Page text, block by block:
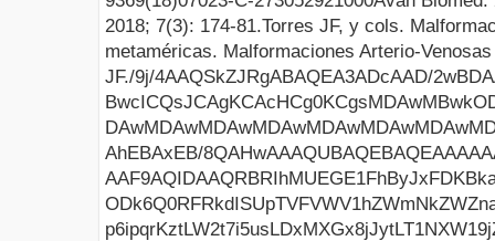
2018; 7(3): 174-81.Torres JF, y cols.
metaméricas. Malformaciones Arterio-
JF./9j/4AAQSkZJRgABAQEA3ADcAAD/2wBDAAIBAQIBAQICAgICAgICAwUDAwMDAwYEBAMFBwYHBwcG BwcICQsJCAgKCAcHCg0KCgsMDAwMBwkODw0MDgsMDAz/2wBDAQICAgMDAwYDAwYMCAcIDAwMDAwM DAwMDAwMDAwMDAwMDAwMDAwMDAwMDAwMDAwMDAwMDAwMDAwMDAwMDAwMDAz/wAARCABnASgDASIA AhEBAxEB/8QAHwAAAQUBAQEBAQEAAAAAAAAAAAECAwQFBgcICQoL/8QAtRAAAgEDAwIEAwUFBAQA AAF9AQIDAAQRBRIhMUEGE1FhByJxFDKBkaEII0KxwRVS0fAkM2JyggkKFhcYGRolJicoKSo0NTY3 ODk6Q0RFRkdISUpTVFVWV1hZWmNkZWZnaGlqc3R1dnd4eXqDhIWGh4iJipKTlJWWl5iZmqKjpKWm p6ipqrKztLW2t7i5usLDxMXGx8jJytLT1NXW19jZ2uHi4+Tl5ufo6erx8vP09fb3+Pn6/8QAHwEA AwEBAQEBAQEBAQAAAAAAAAECAwQFBgcICQoL/8QAtREAAgECBAQDBAcFBAQAAQJ3AAECAxEEBSEx BhJBUQdhcRMiMoEIFEKRobHBCSMzUvAVYnLRChYkNOEl8RcYGRomJygpKjU2Nzg5OkNERUZHSElK U1RVVldYWVpjZGVmZ2hpanN0dXZ3eHl6goOEhYaHiImKkpOUlZaXmJmaoqOkpaanqKmqsrO0tba3 uLm6wsPExcbHyMnK0tPU1dbX2Nna4uPk5ebn6Onq8vP09fb3+Pn6/9oADAMBAAIRAxEAPwDx/wDZ z/Z1h/4LY2fib4+fHzxL4t8Q6n4g167ttH0e21JoNP8AD9nGy7IIUwdqrnaAuAQuTuZmavSP+HBf 7PX/AEDvFf8A4On/APiaT/ggV/yj20//ALDuof8Aoa19q1jKTucspO58V/8ADgv9nr/oHeK//B0/ /wATR/w4L/Z6/wCgd4r/APB0/wD8TX2pVDxR4q0zwR4evNX1nULLSdK0+MzXN5dzLDBboOrO7EBR 7k0uZi5mfHX/AA4L/Z6/6B3iv/wdP/8AE0f8OC/2ev8AoHeK/wDwdP8A/E157+1R/wAHDHgn4eX1 zpPww0CfxvfQkp/al47Wemq3qi482UZ9oweoYivjH4jf8F0f2ivHd3I1l4n0nwtbSH/j30nSLfao 9A86yyfk1UlIpKR+iH/Dgv8AZ6/6B3iv/wAHT/8AxNH/AA4L/Z6/6B3iv/wdP/8AE1+W8X/BWX9o qK4Eo+KviEuDnDRwMv8A3yY8V6R8MP8AgvT+0F4Duozq2reH/GNshG6LVNJiiYr6B7YRHPuc/jT5 Zdx8su5+gH/Dgv8AZ6/6B3iv/wAHT/8AxNH/AA4L/Z6/6B3iv/wdP/8AE1z37Jn/AAX1+GnxqvrX R/HlhP8ADjWZyEW6nmFzpMrHjmYBWiyf+ei7R3evu/T9Rt9XsIbq0nhurW5QSxTROHjlQjIZWHBB HII4NS3JbkttHxj/AMOC/wBnr/oHeK//AAdP/wDE0f8ADgv9nr/oHeK//B0//wATX2pRS5mLmZ8V /wDDgv8AZ6/6B3iv/wAHT/8AxNH/AA4L/Z6/6B3iv/wdP/8AE19qV5v+1F+1h4I/Y++Gk3inxvqq 2FmCY7W2jAku9RlxkRQx5Bdj68Ko5Ygc0KTDmZ85/wDDgv8AZ6/6B3iv/wAHT/8AxNH/AA4L/Z5/ 6B3iv/wdP/8AE18b/Fv/AILG/tBftqfEdfB/wS8Paxoiai5istN8Pae2qa7er6s6ozKe/wC6Vdvd iOa7Pwn/AMG+v/BQv9o20TWNf07W9NN1+8VvFHjeNbg59YhNJIh9mVSPSrUX1ZajI+lf+HBf7PX/ AEDvFf8A4On/APiaP+HBf7PX/QO8V/8Ag6f/AOJr5k8Zf8EI/wDgol+ypaSaxoOleK9ShtMu7eEv GKXUpx6W6zLLJ9FjbPpXP/AL/guD8ZP2YPHr+Efjj4e1DX4dOlFvfw39h/ZfiDTMdQylUDkDnbKo Y/3xQ4y7g4yR9d/8OC/2ev8AoHeK/wDwdP8A/E0f8OC/2ev+gd4r/wDB0/8A8TX09+z9+0R4Q/ag +Gtn4s8Faxb6xo958pK/LLbSADdFKh+aORcjKn1BGQQT21RzMjmZ8V/8OC/2ev8AoHeK/wDwdP8A /E0f8OC/2ev+gd4r/wDB0/8A8TX2pXBftHftMeDf2UfhndeLPG+rxaVpdudkSffuL2XBKwwxjl3O Og4AySQASDmYczPmj/hwX+zz/wBA7xX/AODp/wD4mj/hwX+zz/0DvFf/AIOn/wDia+Pfjd/wWo+O X7XXxDTwf8EPD2q6FHqUhgsLLR9POqa/qP8A3yr7CRztiXK8/O3Wuq8I/wDBAb/goZ+0/ZprHiDS /EOmpdjereLPGccU5B9YfOeVP91kUj0q1F9y1GXc+mP+HBf7PX/QO8V/+Dp//iaP+HBf7PP/AEDv Ff8A4On/APia+afFf/BAH/goZ+zJZvq/h7Tdf1FLQb2bwp41jknAHpD5ySP9FVj7VyXwZ/4LQ/Hj 9j34iP4P+N/h3VdcTTpBDfWOt6e2la/p49csi7iOuJUJb++vWhxl3BxkfYf/AA4L/Z6/6B3iv/wd P/8AE0f8OC/2ev8AoHeK/wDwdP8A/E19J/s0/tReCv2tvhpb+KvBGrx6np8p8ueJhsubCXGTDNH1 Rx+RHIJBBPoNQ5MjmZ8V/wDDgv8AZ6/6B3iv/wAHT/8AxNH/AA4L/Z6/6B3iv/wdP/8AE19qVxvx 6+P/AIS/Zn+Gt94t8aaxb6NotiMGSTmSdznbFEg+aSRsHCqCeCeACQczDmZ8u/8ADgv9nr/oHeK/ /B0//wATR/w4L/Z6/wCgd4r/APB0/wD8TXyL+0J/wXF+MH7TPjxPCXwO0DUNAg1GY21hHZWH9p+I NTJ6BUVXVCR/DGrMP75re8G/8EIP+CiH7V9mms69pPivTYLwb1bxd4wS1mwfW3aZpY/o0a49KtRl 1ZajI+nP+HBf7PP/AEDvFf8A4On/APiaP+HBf7PP/QO8V/8Ag6f/AOJr5s8T/wDBvT/wUJ/Z1s21 bw7p+raibUbz/wAIv43j88AekZmjdz7KCT6VxHwu/wCCwP7RP7EHxJbwf8a/D2s6yNPYJeaX4l09 9M1u0T+8sjIrNnqDKr7uzAc0OMu4OMkfZX/Dgv8AZ6/6B3iv/wAHT/8AxNH/AA4L/Z6/6B3iv/wd P/8AE19DfsqfteeBv2yvhtH4m8EaoLuFCI7yymAjvNNlIz5c0eTtPXBBKtjKkivTqhyZHMz84/2j P2dYf+CJ1n4Z+PfwD8S+LfD2p+H9etLbWNHudSaew8QWcjNvgmTA3Kdu0hsgBsjayq1Fej/8F9f+ Ue2of9h3T/8A0NqK0g9DWDdg/wCCBX/KPbT/APsO6h/6GtfatfFX/BAr/lHtp/8A2HdQ/wDQ1r7V rOW5lLc5T42/Gvw3+zv8L9X8YeLdRi0vQ9FhMs8rcs56LGi9WdmwqqOSSK/Bz9v3/gpF43/b98ff ZCbzSvBkFxt0jw5bOWDHOEkm2/66c5+i5woGSW9H/wCC2n7eNx+0t8f7jwNoV6zeB/AVy9sqxv8A u9R1BcpNOccMEO6NOvAdh9+v1Q/4Nhv+CDum/C7wNoX7SXxe0WO88Ya5Et94K0a9iDJodqwzHqEi Hrcyrho8/wCqQq332/d6Qj1NIQ6nzT/wSx/4NHfGv7ROg6b41/aD1bU/hn4ZvVWe28M2UaHxBeRn kGdnBSzBGPlZXk6hljNfsp+zx/wQh/ZK/Zm0y3g0H4IeCtVuoFGb/wAR2g127kb+/vu/MCk/7AUe gAr65oqzZI8zn/Yr+DlzYm1l+E3wzktiu0xN4XsTGR6bfKxivnr9pf8A4N7f2Rf2oNKuItS+Dnhz wtqEyny9S8JJ/